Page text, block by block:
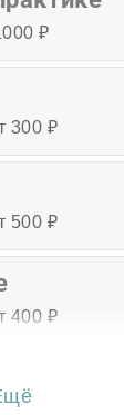
₽
300 ₽
500 ₽
400 ₽